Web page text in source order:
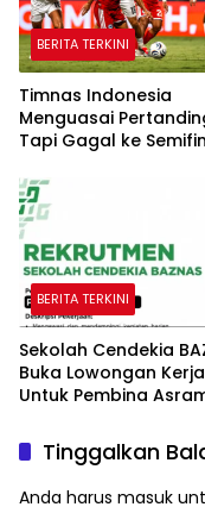
BERITA TERKINI
Timnas Indonesia
Menguasai
Tapi Gagal ke
BERITA TERKINI
Sekolah Cendekia
Buka Lowongan Kerja
Untuk Pembina
Tinggalkan
Anda harus masuk